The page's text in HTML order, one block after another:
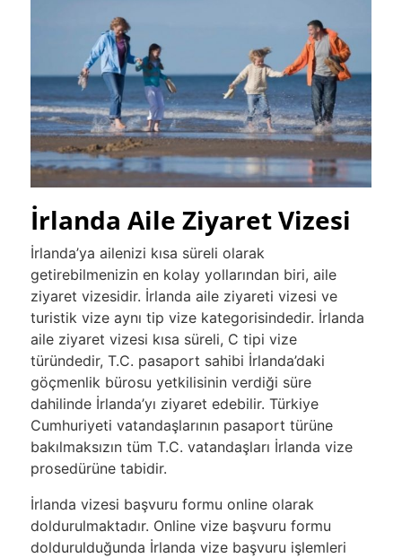
İrlanda Aile Ziyaret Vizesi
İrlanda’ya ailenizi kısa süreli olarak
getirebilmenizin en kolay yollarından biri, aile
ziyaret vizesidir. İrlanda aile ziyareti vizesi ve
turistik vize aynı tip vize kategorisindedir. İrlanda
aile ziyaret vizesi kısa süreli, C tipi vize
türündedir, T.C. pasaport sahibi İrlanda’daki
göçmenlik bürosu yetkilisinin verdiği süre
dahilinde İrlanda’yı ziyaret edebilir. Türkiye
Cumhuriyeti vatandaşlarının pasaport türüne
bakılmaksızın tüm T.C. vatandaşları İrlanda vize
prosedürüne tabidir.
İrlanda vizesi başvuru formu online olarak
doldurulmaktadır. Online vize başvuru formu
doldurulduğunda İrlanda vize başvuru işlemleri